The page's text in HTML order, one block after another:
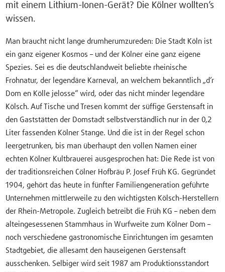
mit einem Lithium-Ionen-Gerät? Die Kölner wollten’s
wissen.
Man braucht nicht lange drumherumzureden: Die Stadt Köln ist
ein ganz eigener Kosmos – und der Kölner eine ganz eigene
Spezies. Sei es die deutschlandweit beliebte rheinische
Frohnatur, der legendäre Karneval, an welchem bekanntlich „d’r
Dom en Kölle jelosse“ wird, oder das nicht minder legendäre
Kölsch. Auf Tische und Tresen kommt der süffige Gerstensaft in
den Gaststätten der Domstadt selbstverständlich nur in der 0,2
Liter fassenden Kölner Stange. Und die ist in der Regel schon
leergetrunken, bis man überhaupt den vollen Namen einer
echten Kölner Kultbrauerei ausgesprochen hat: Die Rede ist von
der traditionsreichen Cölner Hofbräu P. Josef Früh KG. Gegründet
1904, gehört das heute in fünfter Familiengeneration geführte
Unternehmen mittlerweile zu den wichtigsten Kölsch-Herstellern
der Rhein-Metropole. Zugleich betreibt die Früh KG – neben dem
alteingesessenen Stammhaus in Wurfweite zum Kölner Dom –
noch verschiedene gastronomische Einrichtungen im gesamten
Stadtgebiet, die allesamt den hauseigenen Gerstensaft
ausschenken. Selbiger wird seit 1987 am Produktionsstandort